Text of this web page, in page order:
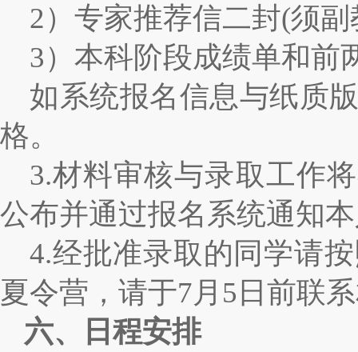
2）专家推荐信二封(须副
3）本科阶段成绩单和前
如系统报名信息与纸质
格。
3.材料审核与录取工作
公布并通过报名系统通知
4.经批准录取的同学请
夏令营，请于7月 5 日前联
六、日程安排